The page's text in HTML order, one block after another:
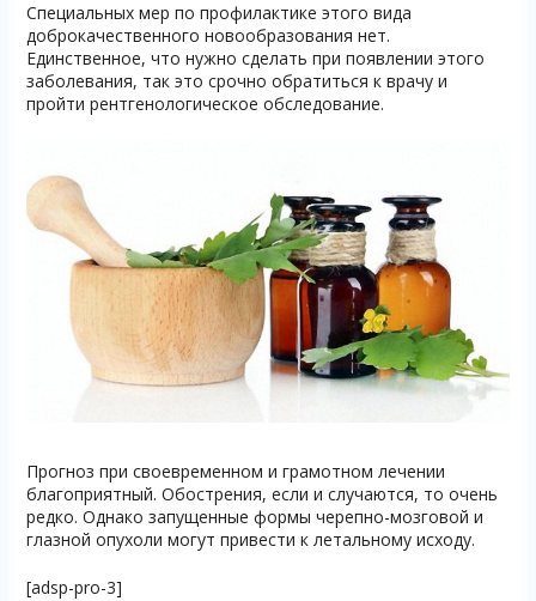
Специальных мер по профилактике этого вида
доброкачественного новообразования нет.
Единственное, что нужно сделать при появлении этого
заболевания, так это срочно обратиться к врачу и
пройти рентгенологическое обследование.
Прогноз при своевременном и грамотном лечении
благоприятный. Обострения, если и случаются, то очень
редко. Однако запущенные формы черепно-мозговой и
глазной опухоли могут привести к летальному исходу.
[adsp-pro-3]